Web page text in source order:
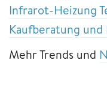
Infrarot-Heizung
Kaufberatung und
Mehr Trends und